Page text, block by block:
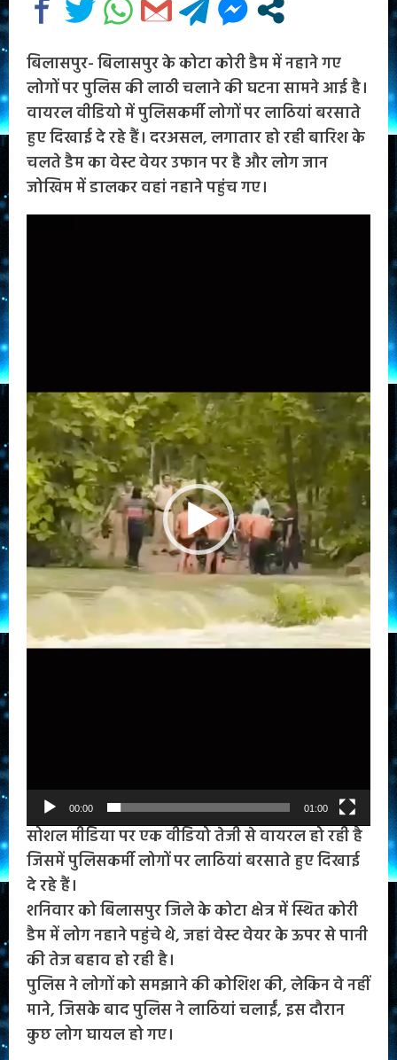
बिलासपुर- बिलासपुर के कोटा कोरी डैम में नहाने गए
लोगों पर पुलिस की लाठी चलाने की घटना सामने आई है।
वायरल वीडियो में पुलिसकर्मी लोगों पर लाठियां बरसाते
हुए दिखाई दे रहे हैं। दरअसल, लगातार हो रही बारिश के
चलते डैम का वेस्ट वेयर उफान पर है और लोग जान
जोखिम में डालकर वहां नहाने पहुंच गए।
00:00 01:00
सोशल मीडिया पर एक वीडियो तेजी से वायरल हो रही है
जिसमें पुलिसकर्मी लोगों पर लाठियां बरसाते हुए दिखाई
दे रहे हैं।
शनिवार को बिलासपुर जिले के कोटा क्षेत्र में स्थित कोरी
डैम में लोग नहाने पहुंचे थे, जहां वेस्ट वेयर के ऊपर से पानी
की तेज बहाव हो रही है।
पुलिस ने लोगों को समझाने की कोशिश की, लेकिन वे नहीं
माने, जिसके बाद पुलिस ने लाठियां चलाईं, इस दौरान
कुछ लोग घायल हो गए।